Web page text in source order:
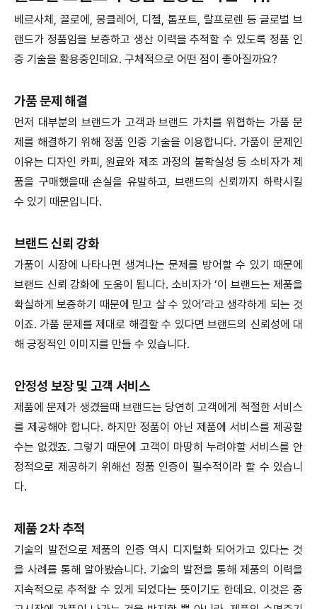
베르사체, 끌로에, 몽클레어, 디젤, 톰포트, 랄프로렌 등 글로벌 브
랜드가 정품임을 보증하고 생산 이력을 추적할 수 있도록 정품 인
증 기술을 활용중인데요. 구체적으로 어떤 점이 좋아질까요?
가품 문제 해결
먼저 대부분의 브랜드가 고객과 브랜드 가치를 위협하는 가품 문
제를 해결하기 위해 정품 인증 기술을 이용합니다. 가품이 문제인
이유는 디자인 카피, 원료와 제조 과정의 불확실성 등 소비자가 제
품을 구매했을때 손실을 유발하고, 브랜드의 신뢰까지 하락시킬
수 있기 때문입니다.
브랜드 신뢰 강화
가품이 시장에 나타나면 생겨나는 문제를 방어할 수 있기 때문에
브랜드 신뢰 강화에 도움이 됩니다. 소비자가 ‘이 브랜드는 제품을
확실하게 보증하기 때문에 믿고 살 수 있어’라고 생각하게 되는 것
이죠. 가품 문제를 제대로 해결할 수 있다면 브랜드의 신뢰성에 대
해 긍정적인 이미지를 만들 수 있습니다.
안정성 보장 및 고객 서비스
제품에 문제가 생겼을때 브랜드는 당연히 고객에게 적절한 서비스
를 제공해야 합니다. 하지만 정품이 아닌 제품에 서비스를 제공할
수는 없겠죠. 그렇기 때문에 고객이 마땅히 누려야할 서비스를 안
정적으로 제공하기 위해선 정품 인증이 필수적이라 할 수 있습니
다.
제품 2차 추적
기술의 발전으로 제품의 인증 역시 디지털화 되어가고 있다는 것
을 사례를 통해 알아봤습니다. 기술의 발전을 통해 제품의 이력을
지속적으로 추적할 수 있게 되었다는 뜻이기도 한데요. 이것은 중